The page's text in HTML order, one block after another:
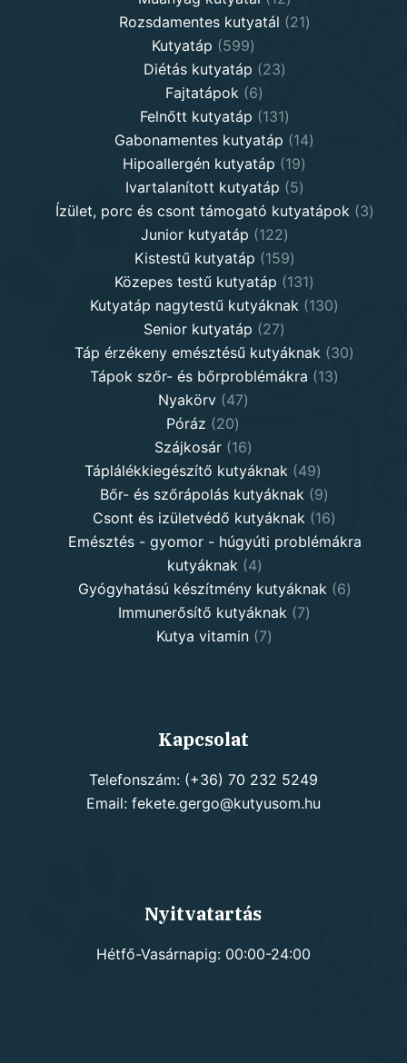
products
Rozsdamentes kutyatál 2121
Kutyatáp 599599
products
Diétás kutyatáp 2323
Fajtatápok 66
products
Felnőtt kutyatáp 131131
products
Gabonamentes kutyatáp 1414
Hipoallergén kutyatáp 1919
products
Ivartalanított kutyatáp 55
products
Ízület, porc és csont támogató kutyatápok 33
Junior kutyatáp 122122
products
Kistestű kutyatáp 159159
products
Közepes testű kutyatáp 131131
products
Kutyatáp nagytestű kutyáknak 130130
Senior kutyatáp 2727
products
Táp érzékeny emésztésű kutyáknak 3030
Tápok szőr- és bőrproblémákra 1313
Nyakörv 4747
Póráz 2020
products
Szájkosár 1616
products
Táplálékkiegészítő kutyáknak 4949
products
Bőr- és szőrápolás kutyáknak 99
products
Csont és izületvédő kutyáknak 1616
products
Emésztés - gyomor - húgyúti problémákra
kutyáknak
44
products
Gyógyhatású készítmény kutyáknak 66
Immunerősítő kutyáknak 77
Kutya vitamin 77
Kapcsolat
Telefonszám: (+36) 70 232 5249
Email: fekete.gergo@kutyusom.hu
Nyitvatartás
Hétfő-Vasárnapig: 00:00-24:00